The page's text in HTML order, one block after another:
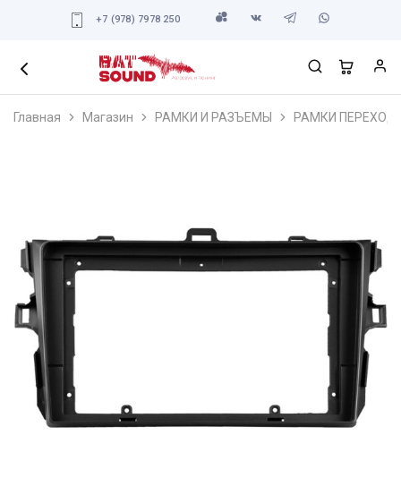
+7 (978) 7978 250
Главная Магазин РАМКИ И РАЗЪЕМЫ РАМКИ